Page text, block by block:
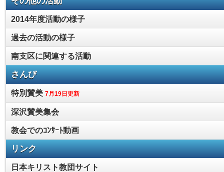
2014年度活動の様子
過去の活動の様子
南支区に関連する活動
さんび
特別賛美 7月19日更新
深沢賛美集会
教会でのｺﾝｻｰﾄ動画
リンク
日本キリスト教団サイト